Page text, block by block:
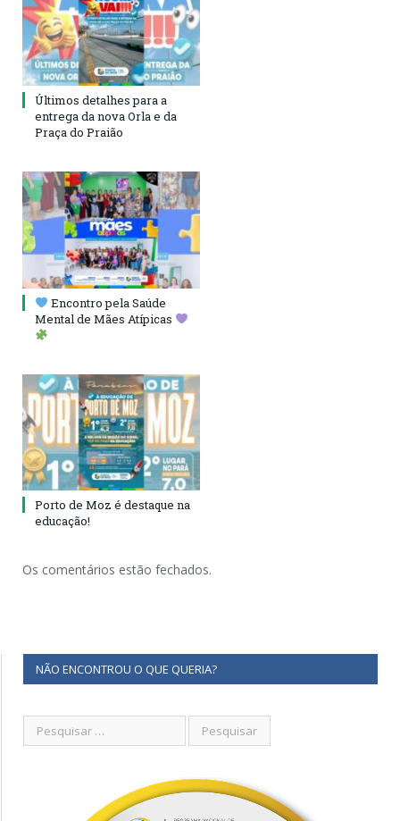
Últimos detalhes para a
entrega da nova Orla e da
Praça do Praião
Encontro pela Saúde
Mental de Mães Atípicas
Porto de Moz é destaque na
educação!
Os comentários estão fechados.
NÃO ENCONTROU O QUE QUERIA?